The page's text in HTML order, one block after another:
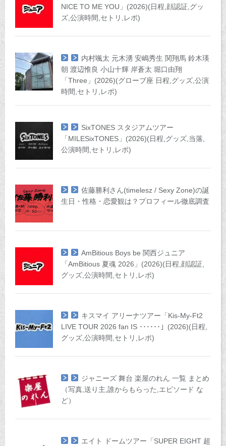
NICE TO ME YOU」(2026)(日程,顔認証,グッ
ズ,公演時間,セトリ,レポ)
内村颯太 元木湧 安嶋秀生 関翔馬 鈴木瑛
朝 渡辺惟良 小山十輝 岸蒼太 堀口由翔
「Three」(2026)(グローブ座 日程,グッズ,公演
時間,セトリ,レポ)
SixTONES スタジアムツアー
「MILESixTONES」(2026)(日程,グッズ,当落,
公演時間,セトリ,レポ)
佐藤勝利さん(timelesz / Sexy Zone)の誕
生日・性格・恋愛観は？プロフィール徹底調査
AmBitious Boys be 関西ジュニア
「AmBitious 夏魂 2026」(2026)(日程,顔認証,
グッズ,公演時間,セトリ,レポ)
キスマイ アリーナツアー「Kis-My-Ft2
LIVE TOUR 2026 fan IS ･･････」(2026)(日程,
グッズ,公演時間,セトリ,レポ)
ジャニーズ 舞台 楽屋のれん 一覧 まとめ
（写真,送り主,誰からもらった,エピソード な
ど）
エイト ドームツアー「SUPER EIGHT 超